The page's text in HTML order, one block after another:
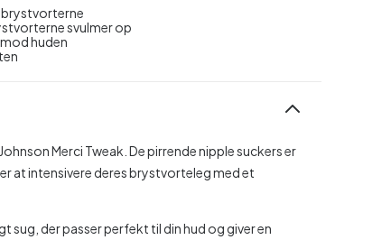
brystvorterne
svulmer op
huden
Merci Tweak. De pirrende nipple suckers er
at intensivere deres brystvorteleg med et
der passer perfekt til din hud og giver en